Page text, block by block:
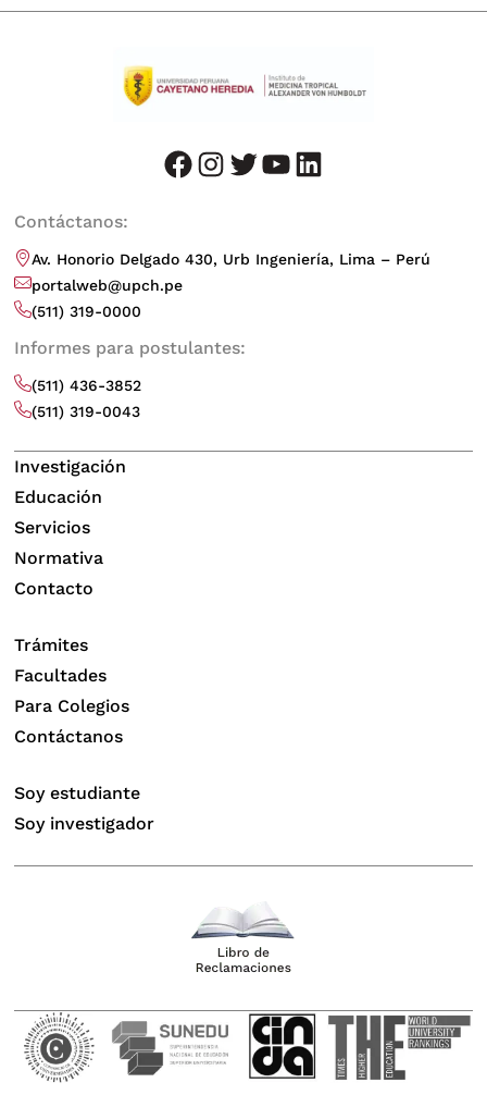
facebook instagram twitter youtube LinkedIn
Contáctanos:
Av. Honorio Delgado 430, Urb Ingeniería, Lima – Perú
portalweb@upch.pe
(511) 319-0000
Informes para postulantes:
(511) 436-3852
(511) 319-0043
Investigación
Educación
Servicios
Normativa
Contacto
Trámites
Facultades
Para Colegios
Contáctanos
Soy estudiante
Soy investigador